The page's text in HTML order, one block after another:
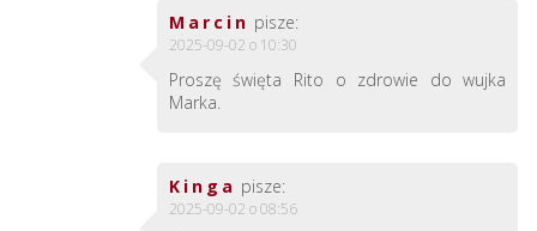
Marcin pisze:
2025-09-02 o 10:30
Proszę święta Rito o zdrowie do wujka
Marka.
Kinga pisze:
2025-09-02 o 08:56